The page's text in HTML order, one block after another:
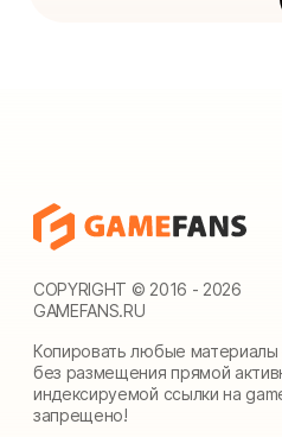
COPYRIGHT © 2016 - 2026
GAMEFANS.RU
Копировать любые материалы
без размещения прямой
индексируемой ссылки на
запрещено!